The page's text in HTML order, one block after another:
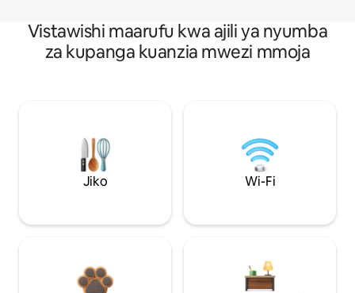
Vistawishi maarufu kwa ajili ya nyumba
za kupanga kuanzia mwezi mmoja
Jiko Wi-Fi